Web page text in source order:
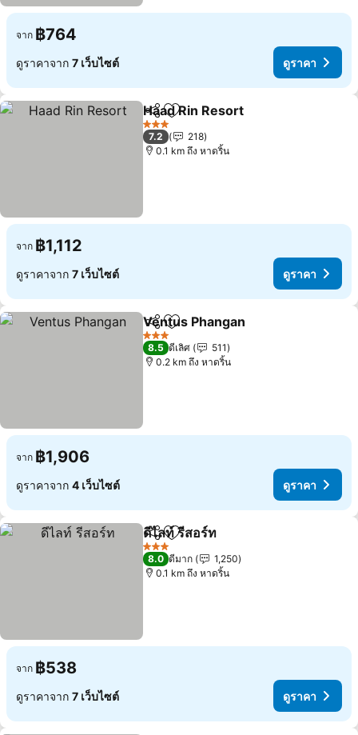
จาก ฿764
ดูราคาจาก 7 เว็บไซต์ ดูราคา
แชร์ เพิ่มในรายการโปรด
Haad Rin Resort
3 ดาว
7.2
218
0.1 km ถึง หาดริ้น
จาก ฿1,112
ดูราคาจาก 7 เว็บไซต์ ดูราคา
แชร์ เพิ่มในรายการโปรด
Ventus Phangan
3 ดาว
8.5 ดีเลิศ
511
0.2 km ถึง หาดริ้น
จาก ฿1,906
ดูราคาจาก 4 เว็บไซต์ ดูราคา
แชร์ เพิ่มในรายการโปรด
ดีไลท์ รีสอร์ท
3 ดาว
8.0 ดีมาก
1,250
0.1 km ถึง หาดริ้น
จาก ฿538
ดูราคาจาก 7 เว็บไซต์ ดูราคา